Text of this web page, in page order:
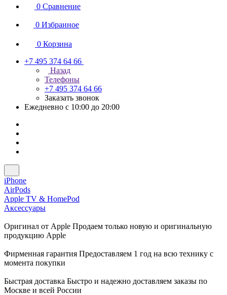
0 Сравнение
0 Избранное
0 Корзина
+7 495 374 64 66
Назад
Телефоны
+7 495 374 64 66
Заказать звонок
Ежедневно с 10:00 до 20:00
iPhone
AirPods
Apple TV & HomePod
Аксессуары
Оригинал от Apple Продаем только новую и оригинальную
продукцию Apple
Фирменная гарантия Предоставляем 1 год на всю технику с
момента покупки
Быстрая доставка Быстро и надежно доставляем заказы по
Москве и всей России